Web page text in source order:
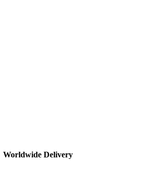
Worldwide Delivery